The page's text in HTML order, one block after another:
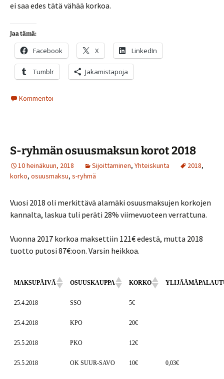
ei saa edes tätä vähää korkoa.
Jaa tämä:
Facebook X LinkedIn
Tumblr Jakamistapoja
Kommentoi
S-ryhmän osuusmaksun korot 2018
10 heinäkuun, 2018 Sijoittaminen, Yhteiskunta 2018,
korko, osuusmaksu, s-ryhmä
Vuosi 2018 oli merkittävä alamäki osuusmaksujen korkojen
kannalta, laskua tuli peräti 28% viimevuoteen verrattuna.
Vuonna 2017 korkoa maksettiin 121€ edestä, mutta 2018
tuotto putosi 87€:oon. Varsin heikkoa.
MAKSUPÄIVÄ OSUUSKAUPPA KORKO
25.4.2018 SSO 5€
25.4.2018 KPO 20€
25.5.2018 PKO 12€
25.5.2018 OK SUUR-SAVO 10€ 0,03€